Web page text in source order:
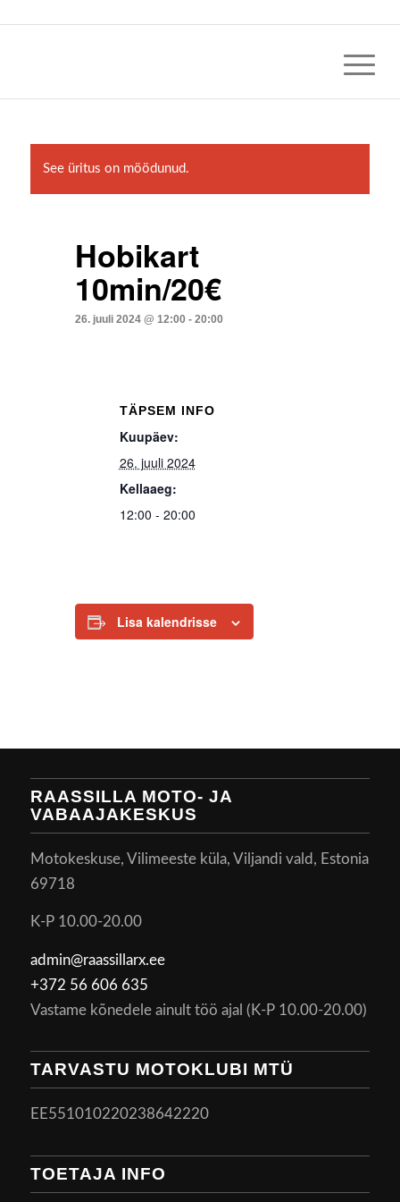
See üritus on möödunud.
Hobikart
10min/20€
26. juuli 2024 @ 12:00 - 20:00
TÄPSEM INFO
Kuupäev:
26. juuli 2024
Kellaaeg:
12:00 - 20:00
Lisa kalendrisse
RAASSILLA MOTO- JA
VABAAJAKESKUS
Motokeskuse, Vilimeeste küla, Viljandi vald, Estonia
69718
K-P 10.00-20.00
admin@raassillarx.ee
+372 56 606 635
Vastame kõnedele ainult töö ajal (K-P 10.00-20.00)
TARVASTU MOTOKLUBI MTÜ
EE551010220238642220
TOETAJA INFO